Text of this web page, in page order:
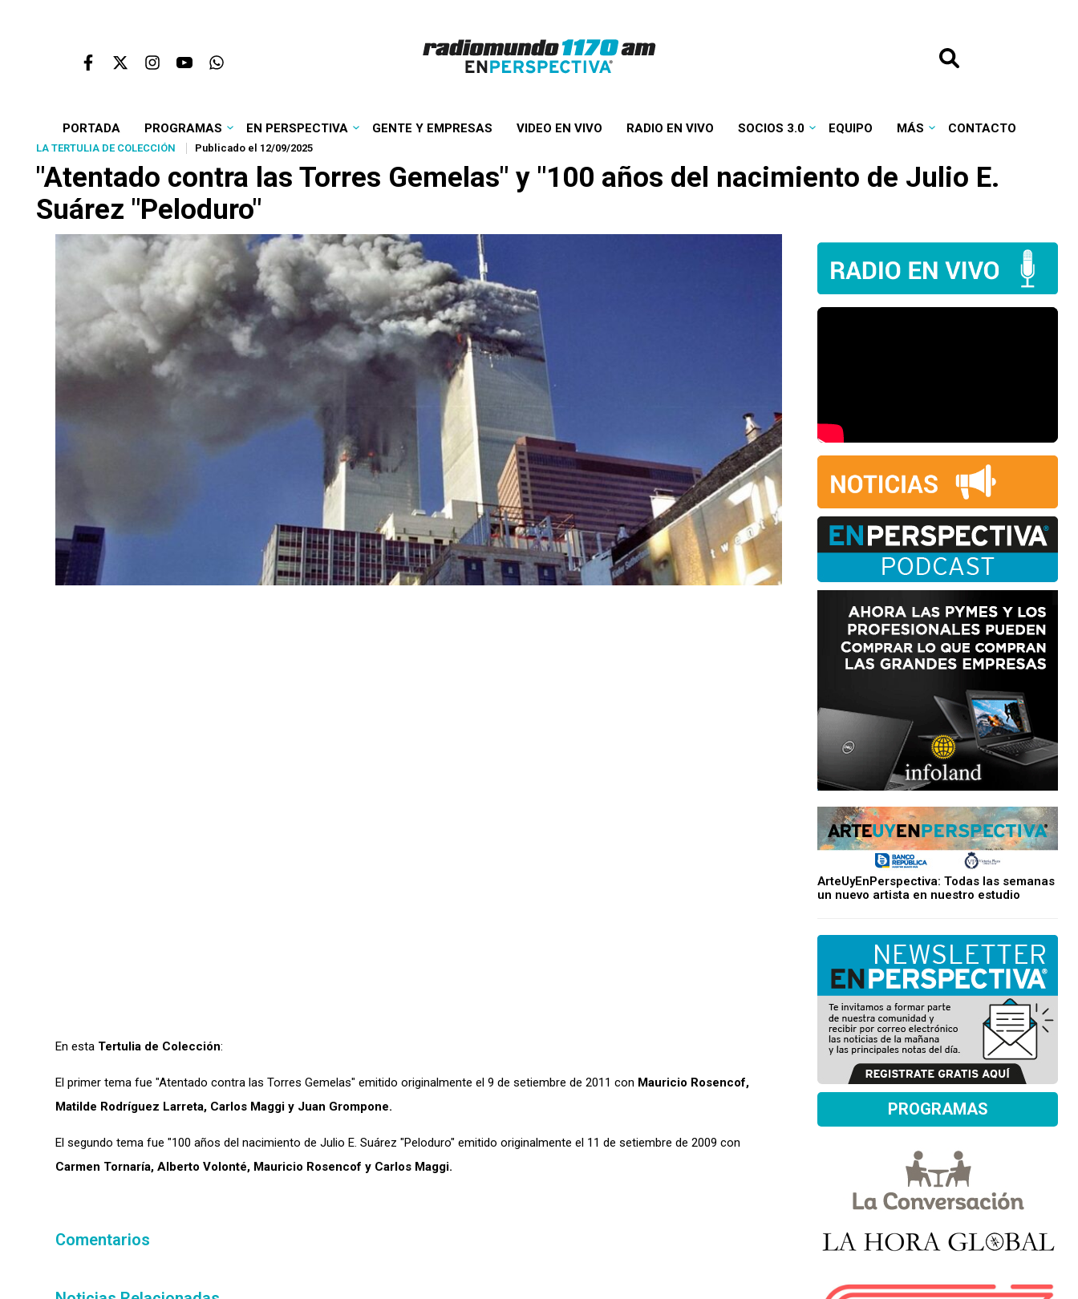
PORTADA PROGRAMAS EN PERSPECTIVA GENTE Y EMPRESAS VIDEO EN VIVO RADIO EN VIVO SOCIOS 3.0 EQUIPO MÁS CONTACTO
LA TERTULIA DE COLECCIÓN Publicado el 12/09/2025
"Atentado contra las Torres Gemelas" y "100 años del nacimiento de Julio E.
Suárez "Peloduro"
En esta Tertulia de Colección:
El primer tema fue "Atentado contra las Torres Gemelas" emitido originalmente el 9 de setiembre de 2011 con Mauricio Rosencof,
Matilde Rodríguez Larreta, Carlos Maggi y Juan Grompone.
El segundo tema fue "100 años del nacimiento de Julio E. Suárez "Peloduro" emitido originalmente el 11 de setiembre de 2009 con
Carmen Tornaría, Alberto Volonté, Mauricio Rosencof y Carlos Maggi.
Comentarios
ArteUyEnPerspectiva: Todas las semanas
un nuevo artista en nuestro estudio
PROGRAMAS